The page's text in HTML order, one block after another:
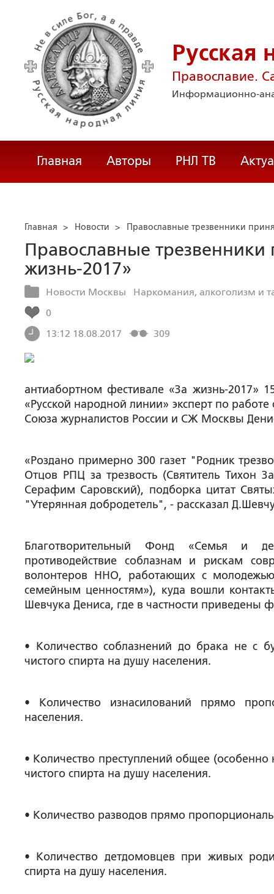
Русская
Православие.
Информационно-
Главная Авторы РНЛ ТВ
Главная > Новости > Православные трезвенники
Православные трезвенники
жизнь-2017»
Новости Москвы
Наркомания, алкоголизм и
0
13:12 18.08.2017
309
антиабортном фестивале «За жизнь-2017»
«Русской народной линии» эксперт по
Союза журналистов России и СЖ Москвы
«Роздано примерно 300 газет "Родник
Отцов РПЦ за трезвость (Святитель Тихон
Серафим Саровский), подборка цитат
"Утерянная добродетель", - рассказал
Благотворительный Фонд «Семья и
противодействие соблазнам и рискам
волонтеров ННО, работающих с
семейным ценностям»), куда вошли
Шевчука Дениса, где в частности
• Количество соблазнений до брака не с
чистого спирта на душу населения.
• Количество изнасилований прямо
населения.
• Количество преступлений общее
чистого спирта на душу населения.
• Количество разводов прямо
• Количество детдомовцев при живых
спирта на душу населения.